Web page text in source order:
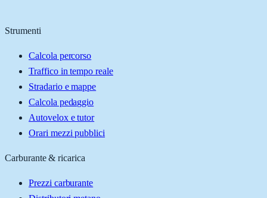
Strumenti
Calcola percorso
Traffico in tempo reale
Stradario e mappe
Calcola pedaggio
Autovelox e tutor
Orari mezzi pubblici
Carburante & ricarica
Prezzi carburante